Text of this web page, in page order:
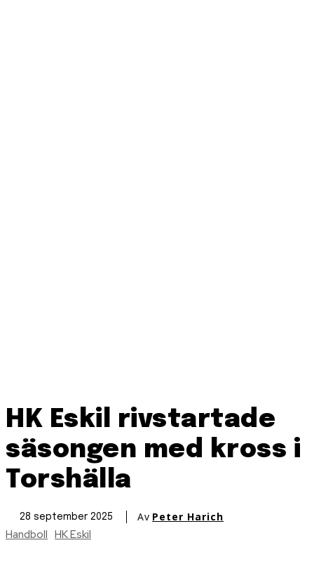
HK Eskil rivstartade
säsongen med kross i
Torshälla
28 september 2025 Av Peter Harich
Handboll HK Eskil